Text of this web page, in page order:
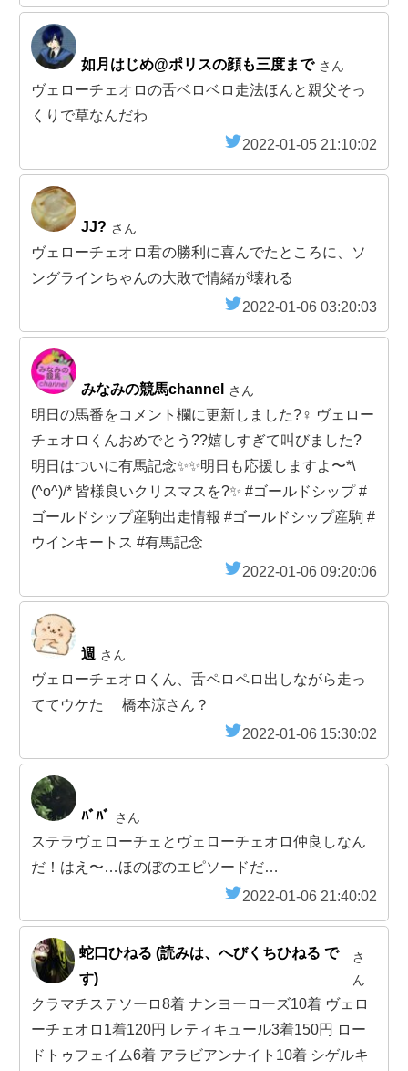
如月はじめ@ポリスの顔も三度まで さん
ヴェローチェオロの舌ベロベロ走法ほんと親父そっ
くりで草なんだわ
2022-01-05 21:10:02
JJ? さん
ヴェローチェオロ君の勝利に喜んでたところに、ソ
ングラインちゃんの大敗で情緒が壊れる
2022-01-06 03:20:03
みなみの競馬channel さん
明日の馬番をコメント欄に更新しました?‍♀️ ヴェロー
チェオロくんおめでとう??嬉しすぎて叫びました?
明日はついに有馬記念✨✨明日も応援しますよ〜*\
(^o^)/* 皆様良いクリスマスを?✨ #ゴールドシップ #
ゴールドシップ産駒出走情報 #ゴールドシップ産駒 #
ウインキートス #有馬記念
2022-01-06 09:20:06
週 さん
ヴェローチェオロくん、舌ペロペロ出しながら走っ
ててウケた 橋本涼さん？
2022-01-06 15:30:02
ﾊﾞﾊﾞ さん
ステラヴェローチェとヴェローチェオロ仲良しなん
だ！はえ〜…ほのぼのエピソードだ…
2022-01-06 21:40:02
蛇口ひねる (読みは、へびくちひねる で
す)
さ
ん
クラマチステソーロ8着 ナンヨーローズ10着 ヴェロ
ーチェオロ1着120円 レティキュール3着150円 ロー
ドトゥフェイム6着 アラビアンナイト10着 シゲルキ